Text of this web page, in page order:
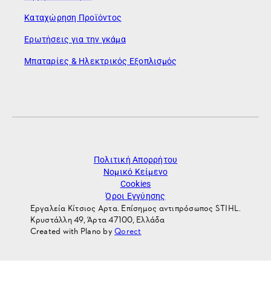
Καταχώρηση Προϊόντος
Ερωτήσεις για την γκάμα
Μπαταρίες & Ηλεκτρικός Εξοπλισμός
Πολιτική Απορρήτου
Νομικό Κείμενο
Cookies
Όροι Εγγύησης
Εργαλεία Κίτσιος Αρτα. Επίσημος αντιπρόσωπος STIHL.
Κρυστάλλη 49, Άρτα 47100, Ελλάδα
Created with Plano byQorect